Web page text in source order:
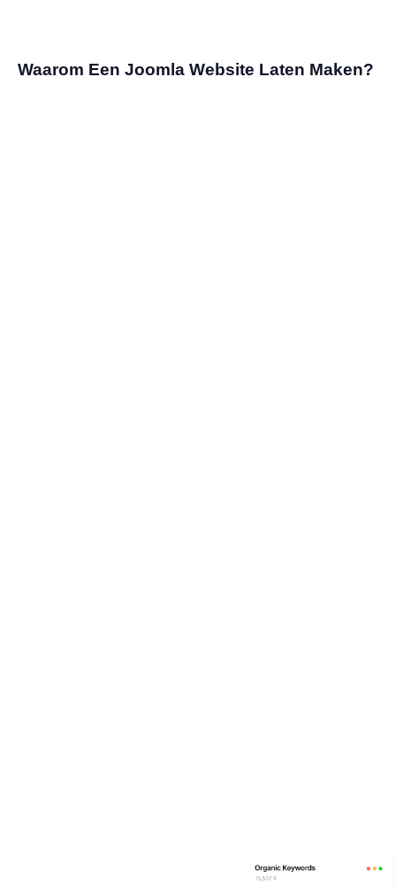
Waarom Een Joomla Website Laten Maken?